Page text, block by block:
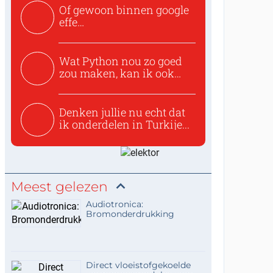
Of gewoon binnen google
effe
Wat Python nou zo goed
zou maken, kan ik ook
Denken jullie nu echt dat
ik onderdelen in Turkije...
Meest gelezen
Audiotronica:
Bromonderdrukking
Direct vloeistofgekoelde